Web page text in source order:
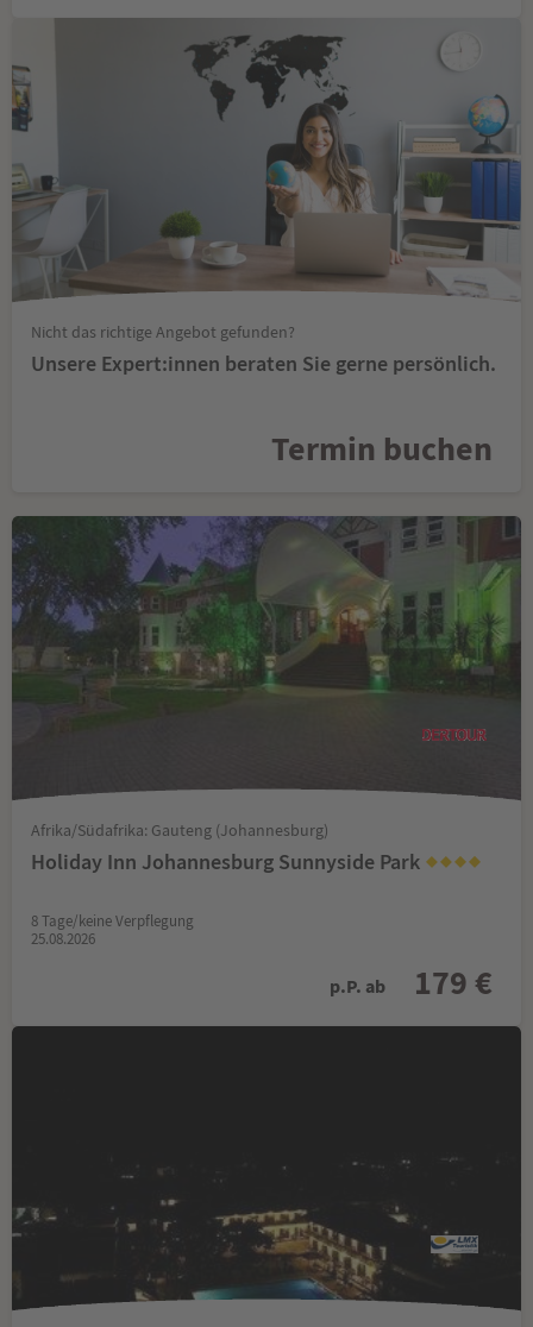
Nicht das richtige Angebot gefunden?
Unsere Expert:innen beraten Sie gerne persönlich.
Termin buchen
Afrika/Südafrika: Gauteng (Johannesburg)
Holiday Inn Johannesburg Sunnyside Park
8 Tage/keine Verpflegung
25.08.2026
p.P. ab 179 €